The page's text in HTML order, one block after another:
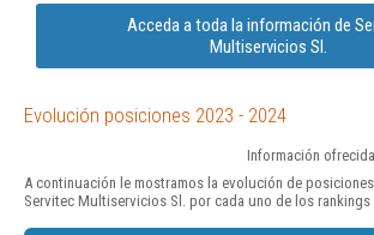
Acceda a toda la información de
Multiservicios Sl.
Evolución posiciones 2023 - 2024
Información
A continuación le mostramos la evolución de posiciones
Servitec Multiservicios Sl. por cada uno de los